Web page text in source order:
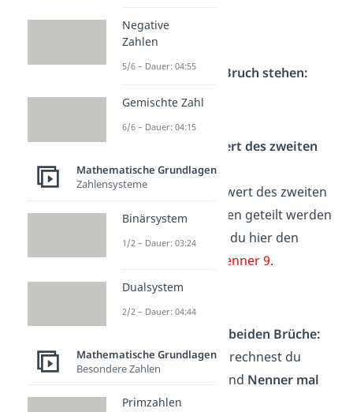
1. Lass den ersten Bruch stehen:
2. Bilde den Kehrwert des zweiten
Bruchs:
Berechne den Kehrwert des zweiten
Bruchs
, durch den geteilt werden
soll. Dafür tauschst du hier den
Nenner 9.
3. Multipliziere die beiden Brüche:
Beim Multiplizieren rechnest du
und Nenner mal
Nenner
Negative
Zahlen
5/6 – Dauer: 04:55
Gemischte Zahl
6/6 – Dauer: 04:15
Mathematische Grundlagen
Zahlensysteme
Binärsystem
1/2 – Dauer: 03:24
Dualsystem
2/2 – Dauer: 04:44
Mathematische Grundlagen
Besondere Zahlen
Primzahlen